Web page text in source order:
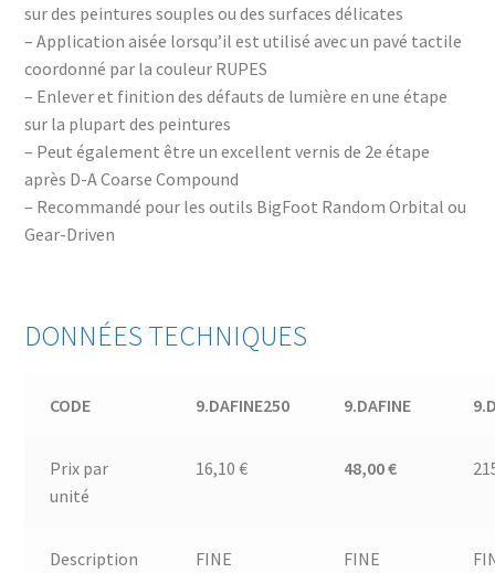
sur des peintures souples ou des surfaces délicates
– Application aisée lorsqu’il est utilisé avec un pavé tactile
coordonné par la couleur RUPES
– Enlever et finition des défauts de lumière en une étape
sur la plupart des peintures
– Peut également être un excellent vernis de 2e étape
après D-A Coarse Compound
– Recommandé pour les outils BigFoot Random Orbital ou
Gear-Driven
DONNÉES TECHNIQUES
CODE 9.DAFINE250 9.DAFINE
Prix par
unité
16,10 € 48,00 €
Description FINE FINE